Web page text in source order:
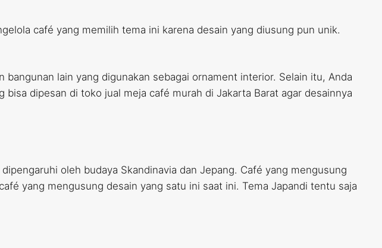
café yang memilih tema ini karena desain yang diusung pun unik.
lain yang digunakan sebagai ornament interior. Selain itu, Anda
dipesan di toko jual meja café murah di Jakarta Barat agar desainnya
oleh budaya Skandinavia dan Jepang. Café yang mengusung
yang mengusung desain yang satu ini saat ini. Tema Japandi tentu saja